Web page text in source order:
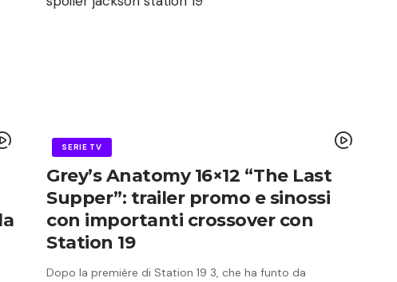
SERIE TV
Grey’s Anatomy 16×12 “The Last
Supper”: trailer promo e sinossi
con importanti crossover con
Station 19
Dopo la première di Station 19 3, che ha funto da